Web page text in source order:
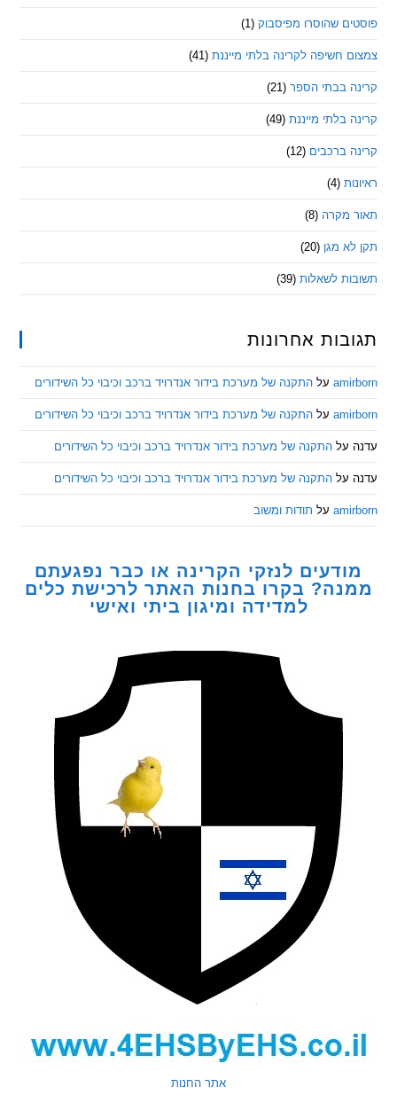
שהוסרו מפיסבוק (1)
חשיפה לקרינה בלתי מייננת (41)
בבתי הספר (21)
מייננת (49)
ברכבים (12)
(8)
מגן (20)
לשאלות (39)
אחרונות
עלהתקנה של מערכת בידור אנדרויד ברכב וכיבוי כל השידורים
עלהתקנה של מערכת בידור אנדרויד ברכב וכיבוי כל השידורים
התקנה של מערכת בידור אנדרויד ברכב וכיבוי כל השידורים
התקנה של מערכת בידור אנדרויד ברכב וכיבוי כל השידורים
עלתודות ומשוב
לנזקי הקרינה או כבר נפגעתם
בקרו בחנות האתר לרכישת כלים
למדידה ומיגון ביתי ואישי
אתר החנות